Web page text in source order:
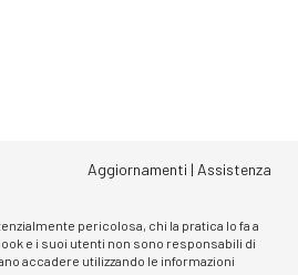
Aggiornamenti | Assistenza
pericolosa, chi la pratica lo fa a
e i suoi utenti non sono responsabili di
accadere utilizzando le informazioni